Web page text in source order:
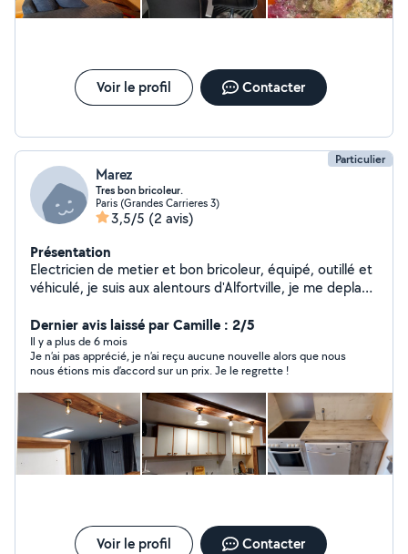
Voir le profil Contacter
Particulier
Marez
Tres bon bricoleur.
Paris (Grandes Carrieres 3)
3,5/5 (2 avis)
Présentation
Electricien de metier et bon bricoleur, équipé, outillé et
véhiculé, je suis aux alentours d'Alfortville, je me deplace
Dernier avis laissé par Camille : 2/5
Il y a plus de 6 mois
Je n’ai pas apprécié, je n’ai reçu aucune nouvelle alors que nous
nous étions mis d’accord sur un prix. Je le regrette !
Voir le profil Contacter